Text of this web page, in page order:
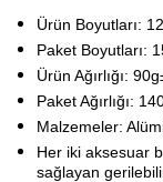
Ürün Boyutları:
Paket Boyutları:
Ürün Ağırlığı:
Paket Ağırlığı:
Malzemeler:
Her iki aksesuar
sağlayan